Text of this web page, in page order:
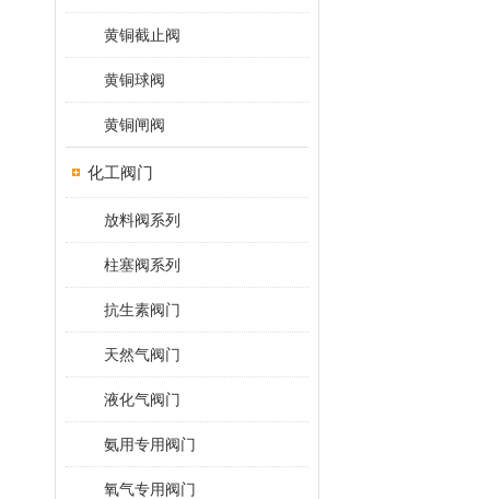
黄铜截止阀
黄铜球阀
黄铜闸阀
化工阀门
放料阀系列
柱塞阀系列
抗生素阀门
天然气阀门
液化气阀门
氨用专用阀门
氧气专用阀门